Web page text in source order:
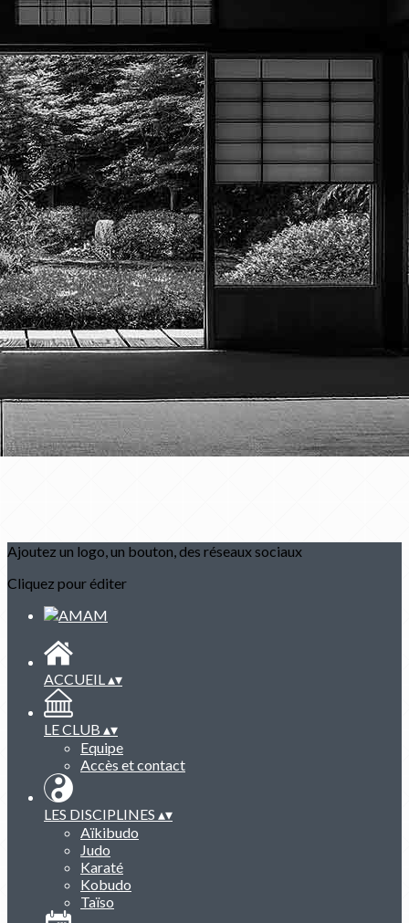
Menu
?>
Images de la page d'accueil
Cliquez pour éditer
Texte, bouton et/ou inscription à la newsletter
Cliquez pour éditer
Académie Menneçoise d'Arts
Martiaux
Ajoutez un logo, un bouton, des réseaux sociaux
Cliquez pour éditer
ACCUEIL▴▾
LE CLUB ▴▾
Equipe
Accès et contact
LES DISCIPLINES ▴▾
Aïkibudo
Judo
Karaté
Kobudo
Taïso